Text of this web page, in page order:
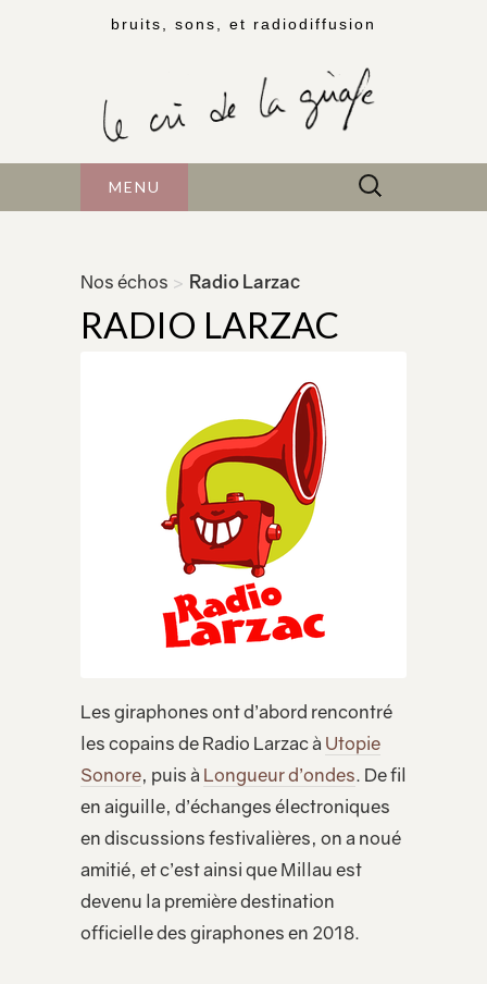
bruits, sons, et radiodiffusion
MENU Rechercher :
Nos échos > Radio Larzac
RADIO LARZAC
Les giraphones ont d’abord rencontré
les copains de Radio Larzac à Utopie
Sonore, puis à Longueur d’ondes. De fil
en aiguille, d’échanges électroniques
en discussions festivalières, on a noué
amitié, et c’est ainsi que Millau est
devenu la première destination
officielle des giraphones en 2018.